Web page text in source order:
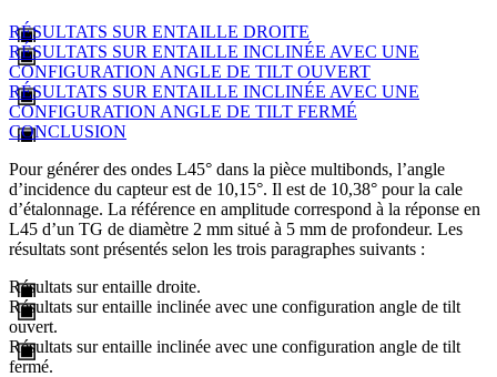
RÉSULTATS SUR ENTAILLE DROITE
RÉSULTATS SUR ENTAILLE INCLINÉE AVEC UNE
CONFIGURATION ANGLE DE TILT OUVERT
RÉSULTATS SUR ENTAILLE INCLINÉE AVEC UNE
CONFIGURATION ANGLE DE TILT FERMÉ
CONCLUSION
Pour générer des ondes L45° dans la pièce multibonds, l’angle
d’incidence du capteur est de 10,15°. Il est de 10,38° pour la cale
d’étalonnage. La référence en amplitude correspond à la réponse en
L45 d’un TG de diamètre 2 mm situé à 5 mm de profondeur. Les
résultats sont présentés selon les trois paragraphes suivants :
Résultats sur entaille droite.
Résultats sur entaille inclinée avec une configuration angle de tilt
ouvert.
Résultats sur entaille inclinée avec une configuration angle de tilt
fermé.